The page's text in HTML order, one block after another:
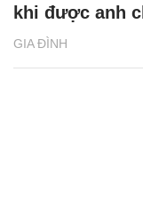
GIA ĐÌNH
khi được anh